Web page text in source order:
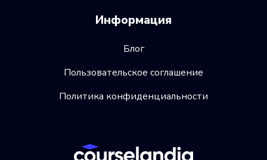
Информация
Блог
Пользовательское соглашение
Политика конфиденциальности